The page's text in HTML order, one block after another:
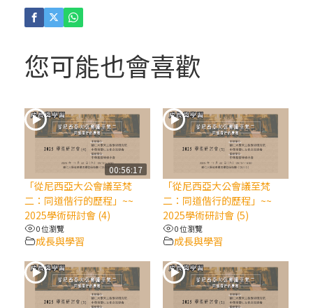
人相遇
(2)黃敏正主教帶你做「四旬期避靜」—【逾
越的智慧】：七項齋戒的意義與益處
【信仰之旅】第九集：「如果你的痛苦比快
樂多」—歐義明神父 / 應芝莉老師
越的智慧】：聖方濟的靈修，「不占為己
有」
您可能也會喜歡
00:56:17
「從尼西亞大公會議至梵
二：同道偕行的歷程」~~
2025學術研討會 (4)
0 位瀏覽
成長與學習
「從尼西亞大公會議至梵
二：同道偕行的歷程」~~
2025學術研討會 (5)
0 位瀏覽
成長與學習